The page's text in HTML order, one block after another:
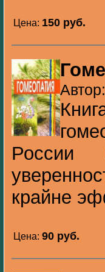
Цена: 150 pуб.
России
крайне
Цена: 90 pуб.